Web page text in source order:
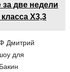
две недели
X3,3
Дмитрий
для